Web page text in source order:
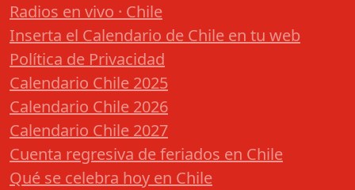
Radios en vivo · Chile
Inserta el Calendario de Chile en tu web
Política de Privacidad
Calendario Chile 2025
Calendario Chile 2026
Calendario Chile 2027
Cuenta regresiva de feriados en Chile
Qué se celebra hoy en Chile